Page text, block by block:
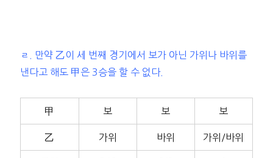
ㄹ. 만약 乙이 세 번째 경기에서 보가 아닌 가위나 바위를
낸다고 해도 甲은 3승을 할 수 없다.
甲 보 보 보
乙 가위 바위 가위/바위